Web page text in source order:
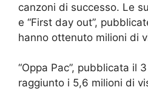
canzoni di successo. Le
e “First day out”,
hanno ottenuto milioni di
“Oppa Pac”, pubblicata il
raggiunto i 5,6 milioni di